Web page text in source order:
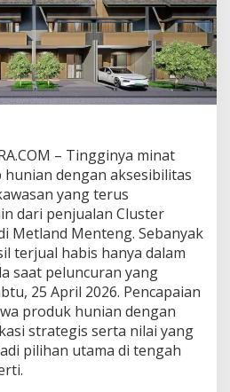
– Tingginya minat
dengan aksesibilitas
yang terus
dari penjualan Cluster
Metland Menteng. Sebanyak
terjual habis hanya dalam
saat peluncuran yang
25 April 2026. Pencapaian
produk hunian dengan
strategis serta nilai yang
pilihan utama di tengah